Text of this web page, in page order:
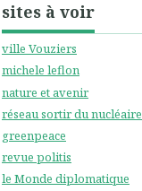
sites à voir
ville Vouziers
michele leflon
nature et avenir
réseau sortir du nucléaire
greenpeace
revue politis
le Monde diplomatique